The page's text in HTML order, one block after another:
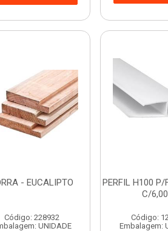
- EUCALIPTO
Código: 228932
UNIDADE
PERFIL H100 P/
C/
Código:
Embalagem: